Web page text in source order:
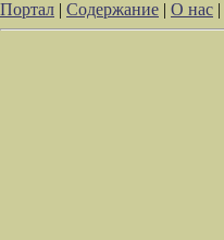
Портал | Содержание | О нас |